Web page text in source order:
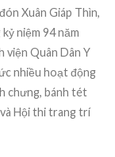
Xuân Giáp Thìn,
niệm 94 năm
viện Quân Dân Y
nhiều hoạt động
chưng, bánh tét
Hội thi trang trí